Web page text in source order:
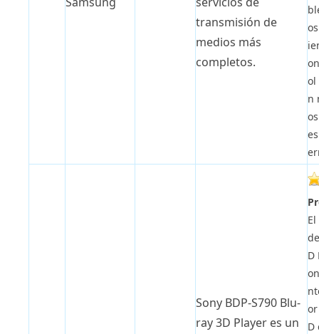
transmisión de
medios más
completos.
ol
n
Sony BDP-S790 Blu-
ray 3D Player es un
D
D